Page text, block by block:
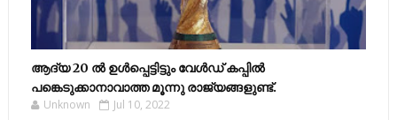
ആദ്യ 20 ല്‍ ഉള്‍പ്പെട്ടിട്ടും വേള്‍ഡ് കപ്പില്‍
പങ്കെടുക്കാനാവാത്ത മൂന്നു രാജ്യങ്ങളുണ്ട്.
Unknown Jul 10, 2022